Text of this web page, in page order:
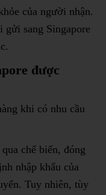
của người nhận.
sang Singapore
được
khi có nhu cầu
chế biến, đóng
nhập khẩu của
Tuy nhiên, tùy